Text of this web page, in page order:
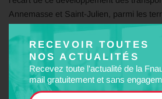
RECEVOIR TOUTES
NOS ACTUALITÉS
Recevez toute l'actualité de la
mail gratuitement et sans
Annemasse et Saint-Julien, parmi les
Le recul significatif de la part modale de
PDM , ne pourra être obtenu que par
continus pour les transports collectifs
décennies. Ainsi par ce choix, le Grand